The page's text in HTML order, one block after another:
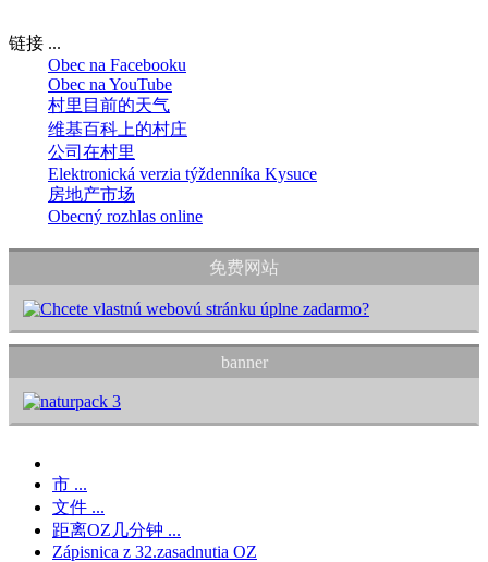
链接 ...
Obec na Facebooku
Obec na YouTube
村里目前的天气
维基百科上的村庄
公司在村里
Elektronická verzia týždenníka Kysuce
房地产市场
Obecný rozhlas online
免费网站
banner
市 ...
文件 ...
距离OZ几分钟 ...
Zápisnica z 32.zasadnutia OZ